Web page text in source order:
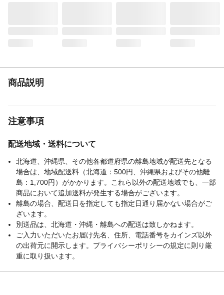
商品説明
注意事項
配送地域・送料について
北海道、沖縄県、その他各都道府県の離島地域が配送先となる
場合は、地域配送料（北海道：500円、沖縄県およびその他離
島：1,700円）がかかります。これら以外の配送地域でも、一部
商品において追加送料が発生する場合がございます。
離島の場合、配送日を指定しても指定日通り届かない場合がご
ざいます。
別送品は、北海道・沖縄・離島への配送は致しかねます。
ご入力いただいたお届け先名、住所、電話番号をカインズ以外
の出荷元に開示します。プライバシーポリシーの規定に則り厳
重に取り扱います。